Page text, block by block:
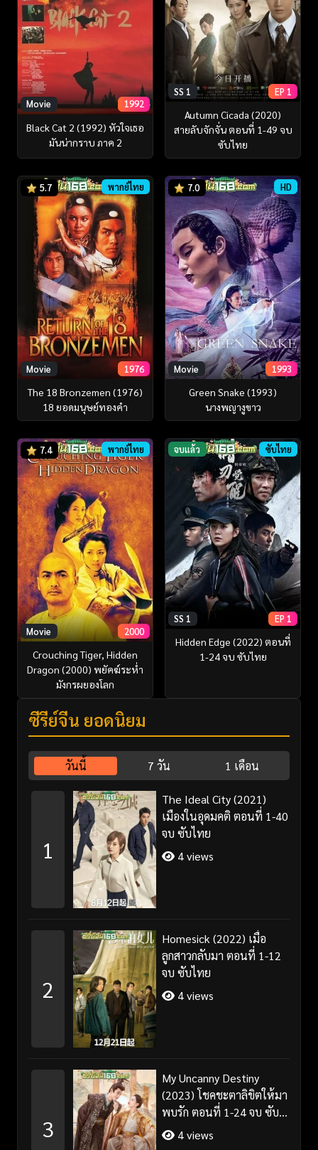
Movie 1992
Black Cat 2 (1992) หัวใจเธอ
มันน่ากราบ ภาค 2
SS 1 EP 1
Autumn Cicada (2020)
สายลับจักจั่น ตอนที่ 1-49 จบ
ซับไทย
5.7 พากย์ไทย
Movie 1976
The 18 Bronzemen (1976)
18 ยอดมนุษย์ทองคำ
7.0 HD
Movie 1993
Green Snake (1993)
นางพญางูขาว
7.4 พากย์ไทย
Movie 2000
Crouching Tiger, Hidden
Dragon (2000) พยัคฆ์ระห่ำ
มังกรผยองโลก
จบแล้ว ซับไทย
SS 1 EP 1
Hidden Edge (2022) ตอนที่
1-24 จบ ซับไทย
ซีรี่ย์จีน ยอดนิยม
วันนี้ 7 วัน 1 เดือน
1
The Ideal City (2021)
เมืองในอุดมคติ ตอนที่ 1-40
จบ ซับไทย
4 views
2
Homesick (2022) เมื่อ
ลูกสาวกลับมา ตอนที่ 1-12
จบ ซับไทย
4 views
3
My Uncanny Destiny
(2023) โชคชะตาลิขิตให้มา
พบรัก ตอนที่ 1-24 จบ ซับ
ไทย/พากย์ไทย
4 views